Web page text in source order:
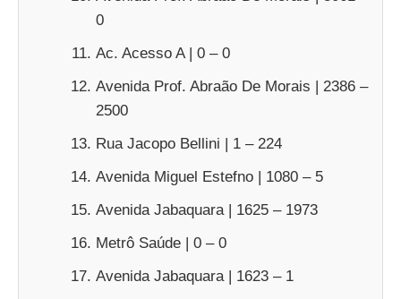
0
Ac. Acesso A | 0 – 0
Avenida Prof. Abraão De Morais | 2386 –
2500
Rua Jacopo Bellini | 1 – 224
Avenida Miguel Estefno | 1080 – 5
Avenida Jabaquara | 1625 – 1973
Metrô Saúde | 0 – 0
Avenida Jabaquara | 1623 – 1